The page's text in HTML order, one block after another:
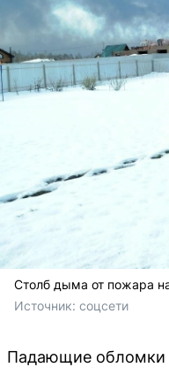
Столб дыма от пожара
Источник: соцсети
Падающие обломки